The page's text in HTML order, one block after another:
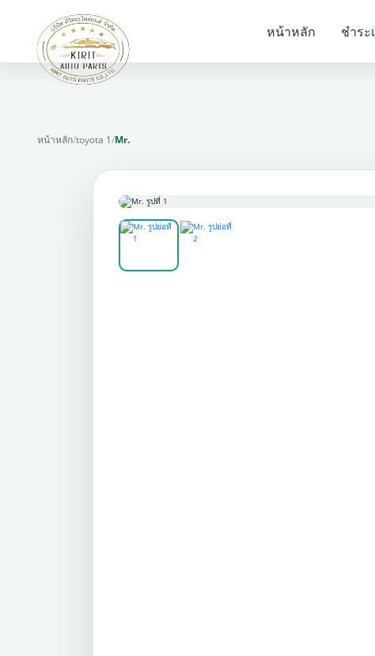
หน้าหลัก ชำระ
หน้าหลัก/toyota 1/Mr.